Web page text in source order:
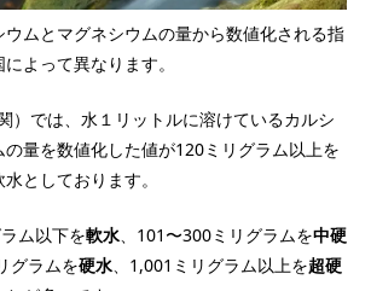
ムとマグネシウムの量から数値化される指
よって異なります。
）では、水１リットルに溶けているカルシ
量を数値化した値が120ミリグラム以上を
としております。
ム以下を軟水、101〜300ミリグラムを中硬
グラムを硬水、1,001ミリグラム以上を超硬